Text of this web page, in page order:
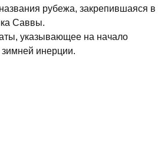
рубежа, закрепившаяся в
Саввы.
указывающее на начало
инерции.